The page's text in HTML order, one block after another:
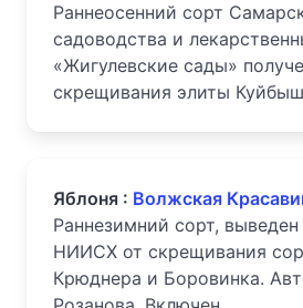
Раннеосенний сорт
садоводства и
«Жигулевские сады»
скрещивания элиты
Яблоня : Волжская
Раннезимний сорт,
НИИСХ от скрещивания
Крюднера и Боровинка.